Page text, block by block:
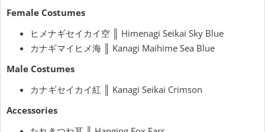
Female Costumes
ヒメナギセイカイ空 ║ Himenagi Seikai Sky Blue
カナギマイヒメ海 ║ Kanagi Maihime Sea Blue
Male Costumes
カナギセイカイ紅 ║ Kanagi Seikai Crimson
Accessories